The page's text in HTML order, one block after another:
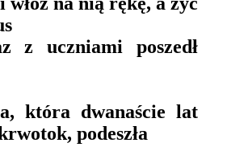
z uczniami poszedł
która dwanaście lat
podeszła